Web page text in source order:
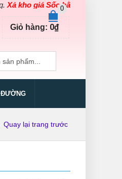
giá Sốc bằng giá Gốc
0
Giỏ hàng: 0₫
Quay lại trang trước